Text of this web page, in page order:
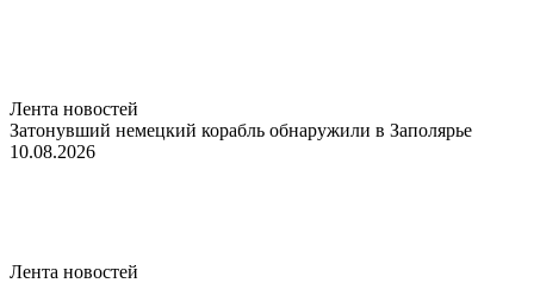
Лента новостей
Затонувший немецкий корабль обнаружили в Заполярье
10.08.2026
Лента новостей